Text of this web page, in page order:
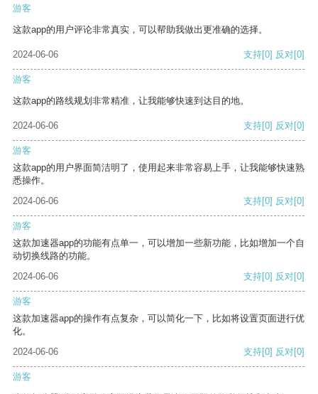
游客
这款app的用户评论非常真实，可以帮助我做出更准确的选择。
2024-06-06 支持[0] 反对[0]
游客
这款app的路线规划非常精准，让我能够快速到达目的地。
2024-06-06 支持[0] 反对[0]
游客
这款app的用户界面简洁明了，使用起来非常容易上手，让我能够快速熟
悉操作。
2024-06-06
支持[0] 反对[0]
游客
这款加速器app的功能有点单一，可以增加一些新功能，比如增加一个自
动切换线路的功能。
2024-06-06
支持[0] 反对[0]
游客
这款加速器app的操作有点复杂，可以简化一下，比如将设置页面进行优
化。
2024-06-06
支持[0] 反对[0]
游客